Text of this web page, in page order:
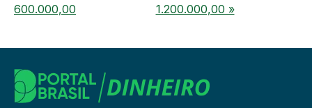
600.000,00
1.200.000,00 »